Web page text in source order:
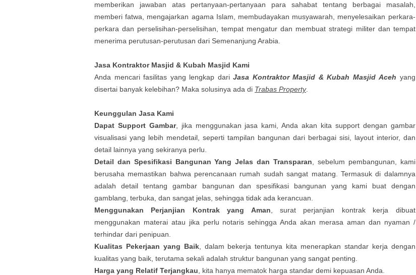
memberikan jawaban atas pertanyaan-pertanyaan para sahabat tentang berbagai masalah,
memberi fatwa, mengajarkan agama Islam, membudayakan musyawarah, menyelesaikan perkara-
perkara dan perselisihan-perselisihan, tempat mengatur dan membuat strategi militer dan tempat
menerima perutusan-perutusan dari Semenanjung Arabia.
Jasa Kontraktor Masjid & Kubah Masjid Kami
Anda mencari fasilitas yang lengkap dariJasa Kontraktor Masjid & Kubah MasjidAceh yang
disertai banyak kelebihan? Maka solusinya ada di Trabas Property.
Keunggulan Jasa Kami
Dapat Support Gambar, jika menggunakan jasa kami, Anda akan kita support dengan gambar
visualisasi yang lebih mendetail, seperti tampilan bangunan dari berbagai sisi, layout interior, dan
detail lainnya yang sekiranya perlu.
Detail dan Spesifikasi Bangunan Yang Jelas dan Transparan , sebelum pembangunan, kami
berusaha memastikan bahwa perencanaan rumah sudah sangat matang. Termasuk di dalamnya
adalah detail tentang gambar bangunan dan spesifikasi bangunan yang kami buat dengan
gamblang, terbuka, dan sangat jelas, sehingga tidak ada kerancuan.
Menggunakan Perjanjian Kontrak yang Aman , surat perjanjian kontrak kerja dibuat
menggunakan materai atau jika perlu notaris sehingga Anda akan merasa aman dan nyaman /
terhindar dari penipuan.
Kualitas Pekerjaan yang Baik, dalam bekerja tentunya kita menerapkan standar kerja dengan
kualitas yang baik, terutama sekali adalah struktur bangunan yang sangat penting.
Harga yang Relatif Terjangkau , kita hanya mematok harga standar demi kepuasan Anda.